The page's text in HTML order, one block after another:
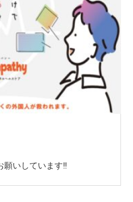
願いしています‼